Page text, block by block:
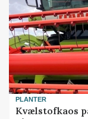
PLANTER
Kvælstofkaos